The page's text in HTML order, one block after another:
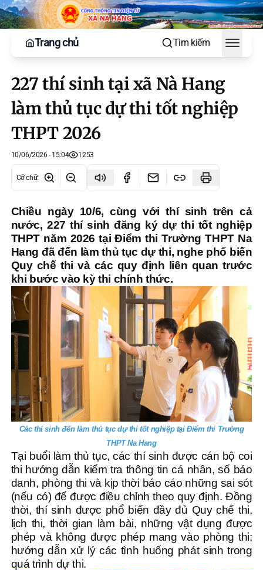
Trang chủ Tìm kiếm
Toggle
227 thí sinh tại xã Nà Hang
làm thủ tục dự thi tốt nghiệp
THPT 2026
10/06/2026 - 15:04 1253
Cỡ chữ:
Chiều ngày 10/6, cùng với thí sinh trên cả
nước, 227 thí sinh đăng ký dự thi tốt nghiệp
THPT năm 2026 tại Điểm thi Trường THPT Na
Hang đã đến làm thủ tục dự thi, nghe phổ biến
Quy chế thi và các quy định liên quan trước
khi bước vào kỳ thi chính thức.
Các thí sinh đến làm thủ tục dự thi tốt nghiệp tại Điểm thi Trường
THPT Na Hang
Tại buổi làm thủ tục, các thí sinh được cán bộ coi
thi hướng dẫn kiểm tra thông tin cá nhân, số báo
danh, phòng thi và kịp thời báo cáo những sai sót
(nếu có) để được điều chỉnh theo quy định. Đồng
thời, thí sinh được phổ biến đầy đủ Quy chế thi,
lịch thi, thời gian làm bài, những vật dụng được
phép và không được phép mang vào phòng thi;
hướng dẫn xử lý các tình huống phát sinh trong
quá trình dự thi.